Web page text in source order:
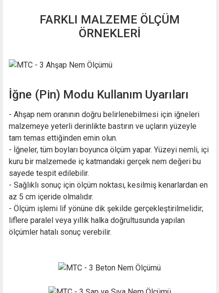
FARKLI MALZEME ÖLÇÜM
ÖRNEKLERİ
İğne (Pin) Modu Kullanım Uyarıları
- Ahşap nem oranının doğru belirlenebilmesi için iğneleri
malzemeye yeterli derinlikte bastırın ve uçların yüzeyle
tam temas ettiğinden emin olun.
- İğneler, tüm boyları boyunca ölçüm yapar. Yüzeyi nemli, içi
kuru bir malzemede iç katmandaki gerçek nem değeri bu
sayede tespit edilebilir.
- Sağlıklı sonuç için ölçüm noktası, kesilmiş kenarlardan en
az 5 cm içeride olmalıdır.
- Ölçüm işlemi lif yönüne dik şekilde gerçekleştirilmelidir;
liflere paralel veya yıllık halka doğrultusunda yapılan
ölçümler hatalı sonuç verebilir.